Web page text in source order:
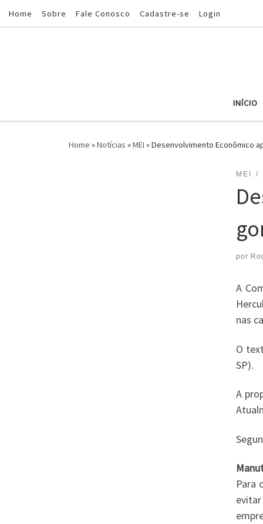
Skip to content
Home Sobre Fale Conosco Cadastre-se Login
INÍCIO
Home »Notícias »MEI »Desenvolvimento Econômico
MEI
por
A
nas
O
SP).
A
Para